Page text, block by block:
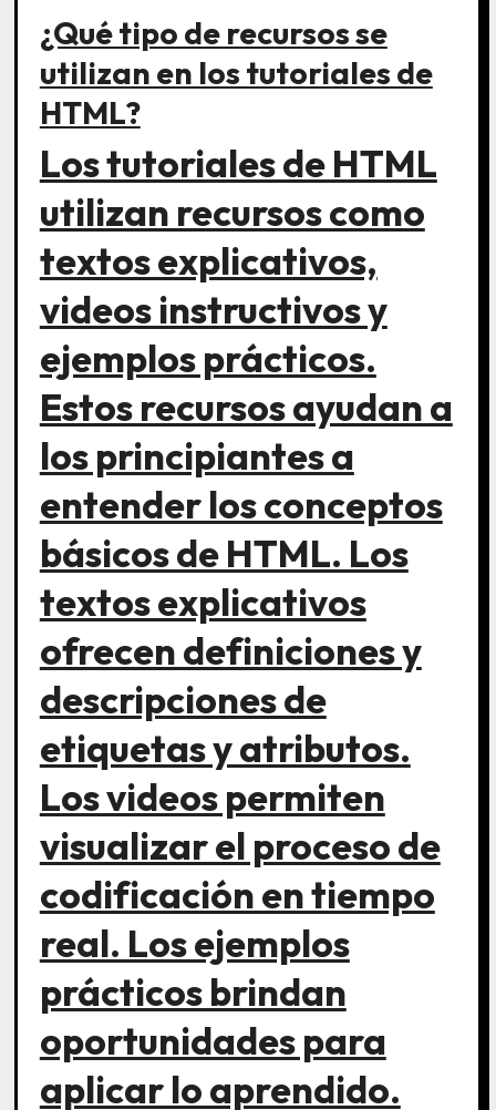
¿Qué tipo de recursos se
utilizan en los tutoriales de
HTML?
Los tutoriales de HTML
utilizan recursos como
textos explicativos,
videos instructivos y
ejemplos prácticos.
Estos recursos ayudan a
los principiantes a
entender los conceptos
básicos de HTML. Los
textos explicativos
ofrecen definiciones y
descripciones de
etiquetas y atributos.
Los videos permiten
visualizar el proceso de
codificación en tiempo
real. Los ejemplos
prácticos brindan
oportunidades para
aplicar lo aprendido.